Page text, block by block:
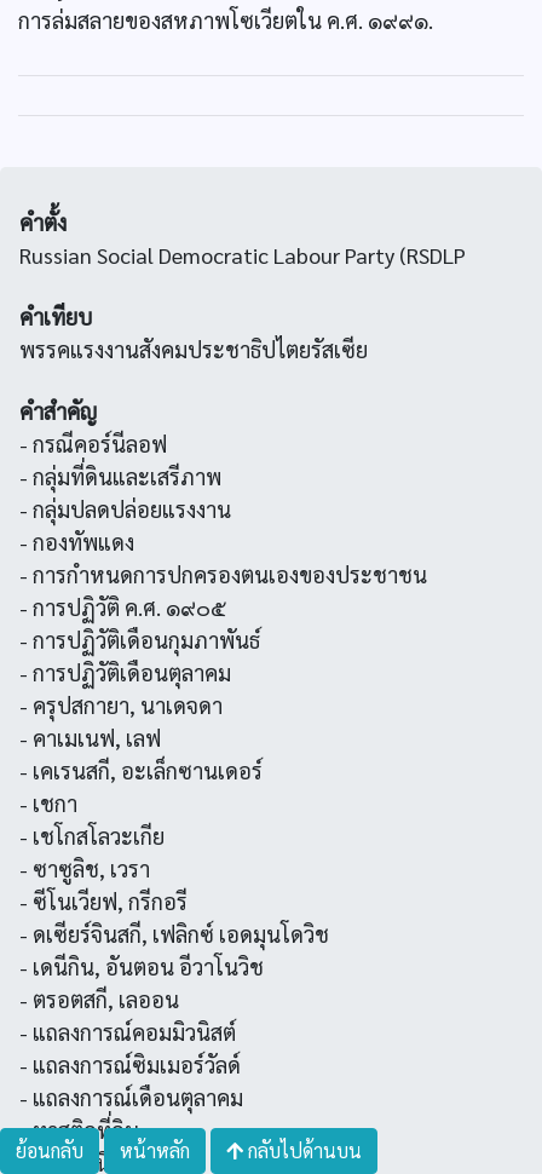
การล่มสลายของสหภาพโซเวียตใน ค.ศ. ๑๙๙๑.
คำตั้ง
Russian Social Democratic Labour Party (RSDLP
คำเทียบ
พรรคแรงงานสังคมประชาธิปไตยรัสเซีย
คำสำคัญ
- กรณีคอร์นีลอฟ
- กลุ่มที่ดินและเสรีภาพ
- กลุ่มปลดปล่อยแรงงาน
- กองทัพแดง
- การกำหนดการปกครองตนเองของประชาชน
- การปฏิวัติ ค.ศ. ๑๙๐๕
- การปฏิวัติเดือนกุมภาพันธ์
- การปฏิวัติเดือนตุลาคม
- ครุปสกายา, นาเดจดา
- คาเมเนฟ, เลฟ
- เคเรนสกี, อะเล็กซานเดอร์
- เชกา
- เชโกสโลวะเกีย
- ซาซูลิช, เวรา
- ซีโนเวียฟ, กรีกอรี
- ดเซียร์จินสกี, เฟลิกซ์ เอดมุนโดวิช
- เดนีกิน, อันตอน อีวาโนวิช
- ตรอตสกี, เลออน
- แถลงการณ์คอมมิวนิสต์
- แถลงการณ์ซิมเมอร์วัลด์
- แถลงการณ์เดือนตุลาคม
- ทาสติดที่ดิน
- นารอดนิค
ย้อนกลับ หน้าหลัก กลับไปด้านบน